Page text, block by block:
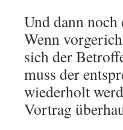
Und dann
Wenn
sich der
muss der
wiederholt
Vortrag